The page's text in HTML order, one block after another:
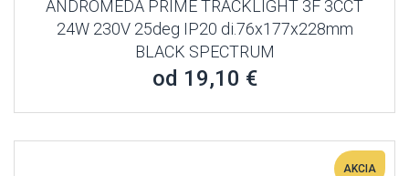
ANDROMEDA PRIME TRACKLIGHT 3F 3CCT
24W 230V 25deg IP20 di.76x177x228mm
BLACK SPECTRUM
od 19,10 €
AKCIA